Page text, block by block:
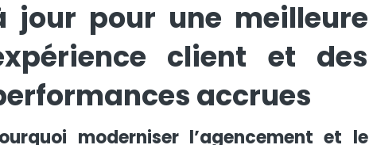
jour pour une meilleure
client et des
accrues
moderniser l’agencement et le